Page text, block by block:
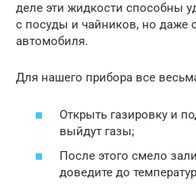
деле эти жидкости способны
с посуды и чайников, но даже
автомобиля.
Для нашего прибора все
Открыть газировку и
выйдут газы;
После этого смело
доведите до